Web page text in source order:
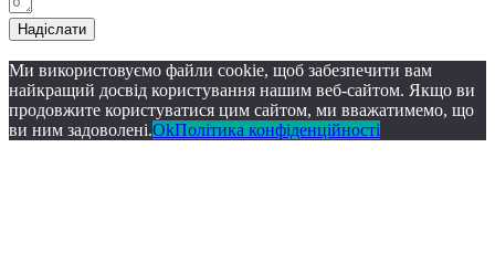
Надіслати
Ми використовуємо файли cookie, щоб забезпечити вам
найкращий досвід користування нашим веб-сайтом. Якщо ви
продовжите користуватися цим сайтом, ми вважатимемо, що
ви ним задоволені.OkПолітика конфіденційності